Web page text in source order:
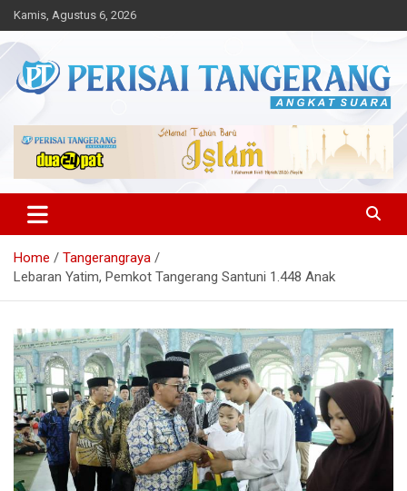
Skip
to
content
Kamis, Agustus 6, 2026
Perisai Tangerang – Angkat
Suara
Home
Tangerangraya
Lebaran Yatim, Pemkot Tangerang Santuni 1.448 Anak